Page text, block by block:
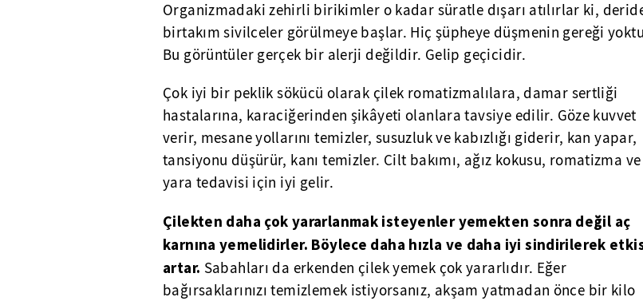
Organizmadaki zehirli birikimler o kadar süratle dışarı atılırlar ki,
birtakım sivilceler görülmeye başlar. Hiç şüpheye düşmenin gereği
Bu görüntüler gerçek bir alerji değildir. Gelip geçicidir.
Çok iyi bir peklik sökücü olarak çilek romatizmalılara, damar sertliği
hastalarına, karaciğerinden şikâyeti olanlara tavsiye edilir. Göze kuvvet
verir, mesane yollarını temizler, susuzluk ve kabızlığı giderir, kan yapar,
tansiyonu düşürür, kanı temizler. Cilt bakımı, ağız kokusu, romatizma ve
yara tedavisi için iyi gelir.
Çilekten daha çok yararlanmak isteyenler yemekten sonra değil aç
karnına yemelidirler. Böylece daha hızla ve daha iyi sindirilerek
artar. Sabahları da erkenden çilek yemek çok yararlıdır. Eğer
bağırsaklarınızı temizlemek istiyorsanız, akşam yatmadan önce bir kilo